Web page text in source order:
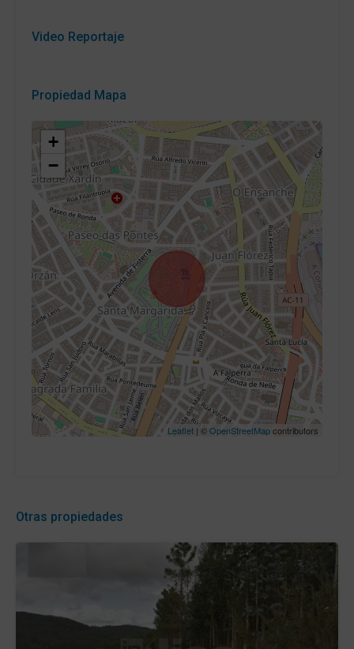
Video Reportaje
Propiedad Mapa
+
−
Leaflet | ©OpenStreetMapcontributors
Otras propiedades